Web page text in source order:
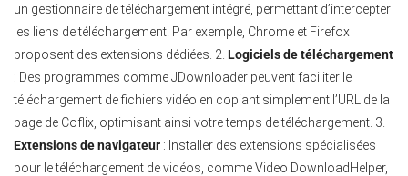
un gestionnaire de téléchargement intégré, permettant d’intercepter
les liens de téléchargement. Par exemple, Chrome et Firefox
proposent des extensions dédiées. 2. Logiciels de téléchargement
: Des programmes comme JDownloader peuvent faciliter le
téléchargement de fichiers vidéo en copiant simplement l’URL de la
page de Coflix, optimisant ainsi votre temps de téléchargement. 3.
Extensions de navigateur : Installer des extensions spécialisées
pour le téléchargement de vidéos, comme Video DownloadHelper,